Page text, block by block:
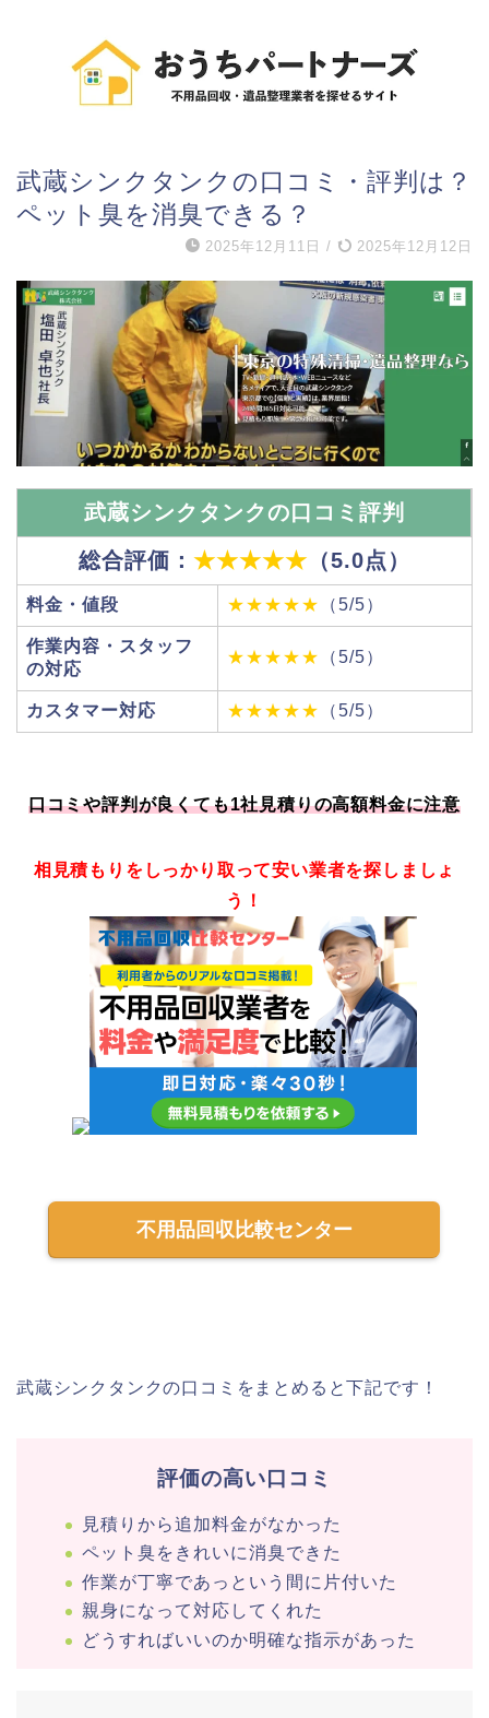
武蔵シンクタンクの口コミ・評判は？
ペット臭を消臭できる？
2025年12月11日 / 2025年12月12日
武蔵シンクタンクの口コミ評判
総合評価： ★★★★★ （5.0点）
料金・値段 ★★★★★ （5/5）
作業内容・スタッフ
の対応
★★★★★ （5/5）
カスタマー対応 ★★★★★ （5/5）
口コミや評判が良くても1社見積りの高額料金に注意
相見積もりをしっかり取って安い業者を探しましょ
う！
不用品回収比較センター
武蔵シンクタンクの口コミをまとめると下記です！
評価の高い口コミ
見積りから追加料金がなかった
ペット臭をきれいに消臭できた
作業が丁寧であっという間に片付いた
親身になって対応してくれた
どうすればいいのか明確な指示があった